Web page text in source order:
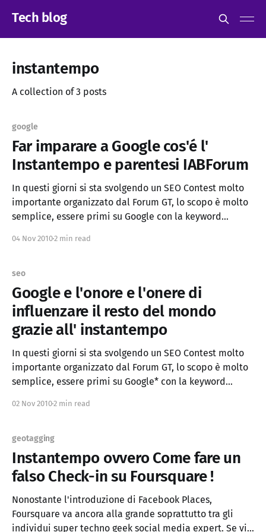
Tech blog
instantempo
A collection of 3 posts
google
Far imparare a Google cos'é l'
Instantempo e parentesi IABForum
In questi giorni si sta svolgendo un SEO Contest molto
importante organizzato dal Forum GT, lo scopo è molto
semplice, essere primi su Google con la keyword
Nessuna regola, tutto è lecito. Sì, ma cos'é l'
04 Nov 20102 min read
seo
Google e l'onore e l'onere di
influenzare il resto del mondo
grazie all' instantempo
In questi giorni si sta svolgendo un SEO Contest molto
importante organizzato dal Forum GT, lo scopo è molto
semplice, essere primi su Google* con la keyword
Nessuna regola, tutto è lecito. Ora vi risparmio il
02 Nov 20102 min read
geotagging
Instantempo ovvero Come fare un
falso Check-in su Foursquare !
Nonostante l'introduzione di Facebook Places,
Foursquare va ancora alla grande soprattutto tra gli
individui super techno geek social media expert. Se vi